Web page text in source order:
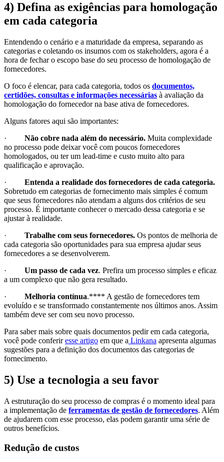
4) Defina as exigências para homologação
em cada categoria
Entendendo o cenário e a maturidade da empresa, separando as
categorias e coletando os insumos com os stakeholders, agora é a
hora de fechar o escopo base do seu processo de homologação de
fornecedores.
O foco é elencar, para cada categoria, todos os documentos,
certidões, consultas e informações necessárias à avaliação da
homologação do fornecedor na base ativa de fornecedores.
Alguns fatores aqui são importantes:
· Não cobre nada além do necessário. Muita complexidade
no processo pode deixar você com poucos fornecedores
homologados, ou ter um lead-time e custo muito alto para
qualificação e aprovação.
· Entenda a realidade dos fornecedores de cada categoria.
Sobretudo em categorias de fornecimento mais simples é comum
que seus fornecedores não atendam a alguns dos critérios de seu
processo. É importante conhecer o mercado dessa categoria e se
ajustar à realidade.
· Trabalhe com seus fornecedores. Os pontos de melhoria de
cada categoria são oportunidades para sua empresa ajudar seus
fornecedores a se desenvolverem.
· Um passo de cada vez. Prefira um processo simples e eficaz
a um complexo que não gera resultado.
· Melhoria contínua.**** A gestão de fornecedores tem
evoluído e se transformado constantemente nos últimos anos. Assim
também deve ser com seu novo processo.
Para saber mais sobre quais documentos pedir em cada categoria,
você pode conferiresse artigo em que a Linkana apresenta algumas
sugestões para a definição dos documentos das categorias de
fornecimento.
5) Use a tecnologia a seu favor
A estruturação do seu processo de compras é o momento ideal para
a implementação de ferramentas de gestão de fornecedores. Além
de ajudarem com esse processo, elas podem garantir uma série de
outros benefícios.
Redução de custos